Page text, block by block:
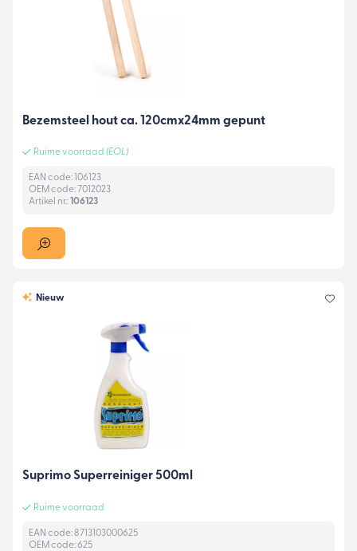
Bezemsteel hout ca. 120cmx24mm gepunt
Ruime voorraad (EOL)
EAN code: 106123
OEM code: 7012023
Artikel nr.: 106123
Nieuw
Suprimo Superreiniger 500ml
Ruime voorraad
EAN code: 8713103000625
OEM code: 625